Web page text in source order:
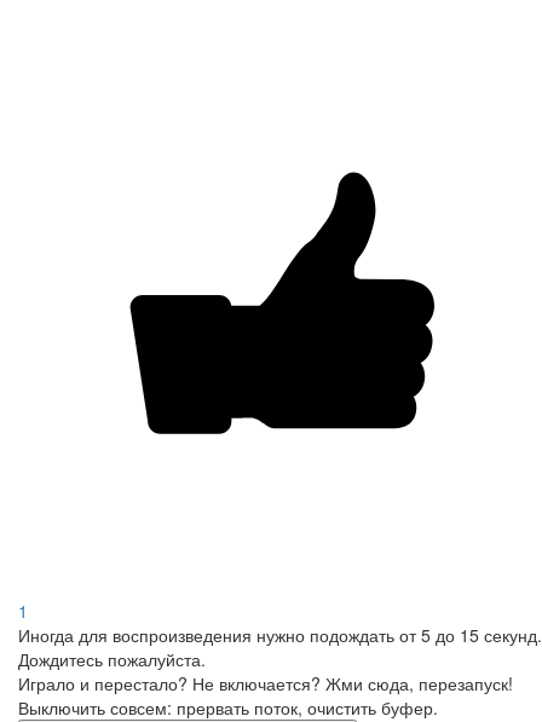
1
Иногда для воспроизведения нужно подождать от 5 до 15 секунд.
Дождитесь пожалуйста.
Играло и перестало? Не включается? Жми сюда, перезапуск!
Выключить совсем: прервать поток, очистить буфер.